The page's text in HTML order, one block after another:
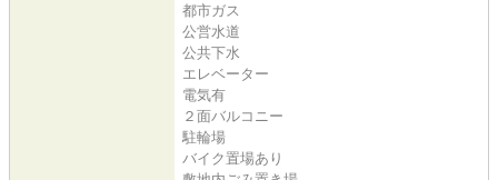
都市ガス
公営水道
公共下水
エレベーター
電気有
２面バルコニー
駐輪場
バイク置場あり